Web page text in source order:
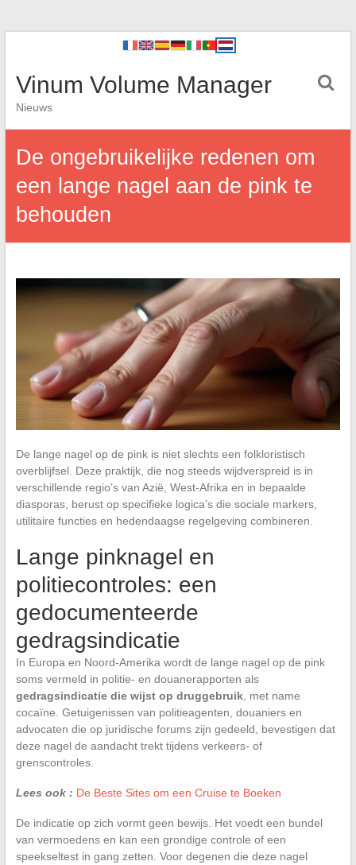
Vinum Volume Manager
Nieuws
De ongebruikelijke redenen om
een lange nagel aan de pink te
behouden
De lange nagel op de pink is niet slechts een folkloristisch
overblijfsel. Deze praktijk, die nog steeds wijdverspreid is in
verschillende regio’s van Azië, West-Afrika en in bepaalde
diasporas, berust op specifieke logica’s die sociale markers,
utilitaire functies en hedendaagse regelgeving combineren.
Lange pinknagel en
politiecontroles: een
gedocumenteerde
gedragsindicatie
In Europa en Noord-Amerika wordt de lange nagel op de pink
soms vermeld in politie- en douanerapporten als
gedragsindicatie die wijst op druggebruik, met name
cocaïne. Getuigenissen van politieagenten, douaniers en
advocaten die op juridische forums zijn gedeeld, bevestigen dat
deze nagel de aandacht trekt tijdens verkeers- of
grenscontroles.
Lees ook : De Beste Sites om een Cruise te Boeken
De indicatie op zich vormt geen bewijs. Het voedt een bundel
van vermoedens en kan een grondige controle of een
speekseltest in gang zetten. Voor degenen die deze nagel